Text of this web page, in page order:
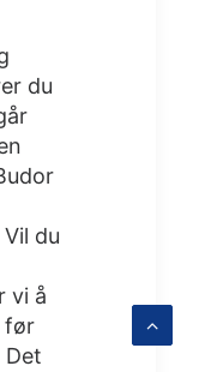
du
du
vi å
før
Det